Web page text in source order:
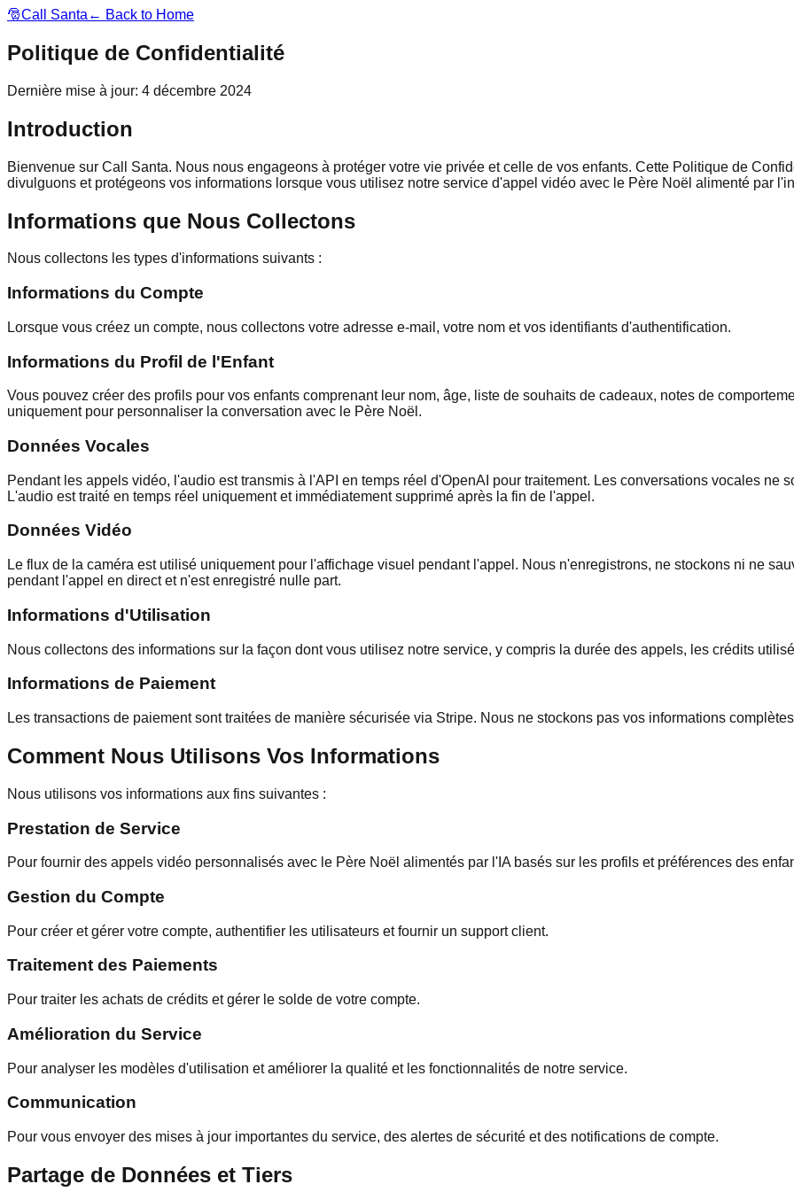
🎅Call Santa ← Back to Home
Politique de Confidentialité
Dernière mise à jour: 4 décembre 2024
Introduction
Bienvenue sur Call Santa. Nous nous engageons à protéger votre vie privée et celle de vos enfants. Cette Politique de
divulguons et protégeons vos informations lorsque vous utilisez notre service d'appel vidéo avec le Père Noël alimenté par
Informations que Nous Collectons
Nous collectons les types d'informations suivants :
Informations du Compte
Lorsque vous créez un compte, nous collectons votre adresse e-mail, votre nom et vos identifiants d'authentification.
Informations du Profil de l'Enfant
Vous pouvez créer des profils pour vos enfants comprenant leur nom, âge, liste de souhaits de cadeaux, notes de
uniquement pour personnaliser la conversation avec le Père Noël.
Données Vocales
Pendant les appels vidéo, l'audio est transmis à l'API en temps réel d'OpenAI pour traitement. Les conversations vocales ne
L'audio est traité en temps réel uniquement et immédiatement supprimé après la fin de l'appel.
Données Vidéo
Le flux de la caméra est utilisé uniquement pour l'affichage visuel pendant l'appel. Nous n'enregistrons, ne stockons ni ne
pendant l'appel en direct et n'est enregistré nulle part.
Informations d'Utilisation
Nous collectons des informations sur la façon dont vous utilisez notre service, y compris la durée des appels, les crédits
Informations de Paiement
Les transactions de paiement sont traitées de manière sécurisée via Stripe. Nous ne stockons pas vos informations
Comment Nous Utilisons Vos Informations
Nous utilisons vos informations aux fins suivantes :
Prestation de Service
Pour fournir des appels vidéo personnalisés avec le Père Noël alimentés par l'IA basés sur les profils et préférences des
Gestion du Compte
Pour créer et gérer votre compte, authentifier les utilisateurs et fournir un support client.
Traitement des Paiements
Pour traiter les achats de crédits et gérer le solde de votre compte.
Amélioration du Service
Pour analyser les modèles d'utilisation et améliorer la qualité et les fonctionnalités de notre service.
Communication
Pour vous envoyer des mises à jour importantes du service, des alertes de sécurité et des notifications de compte.
Partage de Données et Tiers